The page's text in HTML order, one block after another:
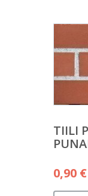
TIILI
0,90 €